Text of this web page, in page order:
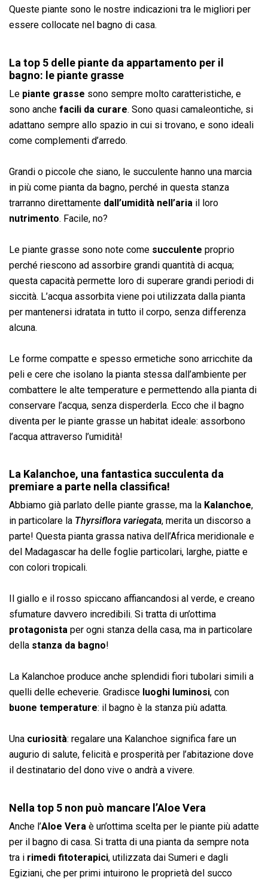
Queste piante sono le nostre indicazioni tra le migliori per
essere collocate nel bagno di casa.
La top 5 delle piante da appartamento per il
bagno: le piante grasse
Le piante grasse sono sempre molto caratteristiche, e
sono anche facili da curare. Sono quasi camaleontiche, si
adattano sempre allo spazio in cui si trovano, e sono ideali
come complementi d’arredo.
Grandi o piccole che siano, le succulente hanno una marcia
in più come pianta da bagno, perché in questa stanza
trarranno direttamente dall’umidità nell’aria il loro
nutrimento. Facile, no?
Le piante grasse sono note come succulente proprio
perché riescono ad assorbire grandi quantità di acqua;
questa capacità permette loro di superare grandi periodi di
siccità. L’acqua assorbita viene poi utilizzata dalla pianta
per mantenersi idratata in tutto il corpo, senza differenza
alcuna.
Le forme compatte e spesso ermetiche sono arricchite da
peli e cere che isolano la pianta stessa dall’ambiente per
combattere le alte temperature e permettendo alla pianta di
conservare l’acqua, senza disperderla. Ecco che il bagno
diventa per le piante grasse un habitat ideale: assorbono
l’acqua attraverso l’umidità!
La Kalanchoe, una fantastica succulenta da
premiare a parte nella classifica!
Abbiamo già parlato delle piante grasse, ma la Kalanchoe,
in particolare la Thyrsiflora variegata, merita un discorso a
parte! Questa pianta grassa nativa dell’Africa meridionale e
del Madagascar ha delle foglie particolari, larghe, piatte e
con colori tropicali.
Il giallo e il rosso spiccano affiancandosi al verde, e creano
sfumature davvero incredibili. Si tratta di un’ottima
protagonista per ogni stanza della casa, ma in particolare
della stanza da bagno!
La Kalanchoe produce anche splendidi fiori tubolari simili a
quelli delle echeverie. Gradisce luoghi luminosi, con
buone temperature: il bagno è la stanza più adatta.
Una curiosità: regalare una Kalanchoe significa fare un
augurio di salute, felicità e prosperità per l’abitazione dove
il destinatario del dono vive o andrà a vivere.
Nella top 5 non può mancare l’Aloe Vera
Anche l’Aloe Vera è un’ottima scelta per le piante più adatte
per il bagno di casa. Si tratta di una pianta da sempre nota
tra i rimedi fitoterapici, utilizzata dai Sumeri e dagli
Egiziani, che per primi intuirono le proprietà del succo